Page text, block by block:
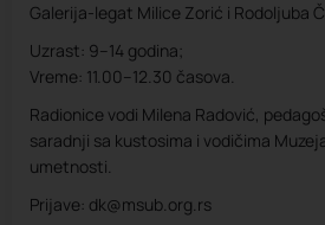
Galerija-legat Milice Zorić i Rodoljuba
Uzrast: 9–14 godina;
Vreme: 11.00–12.30 časova.
Radionice vodi Milena Radović,
saradnji sa kustosima i vodičima
umetnosti.
Prijave: dk@msub.org.rs